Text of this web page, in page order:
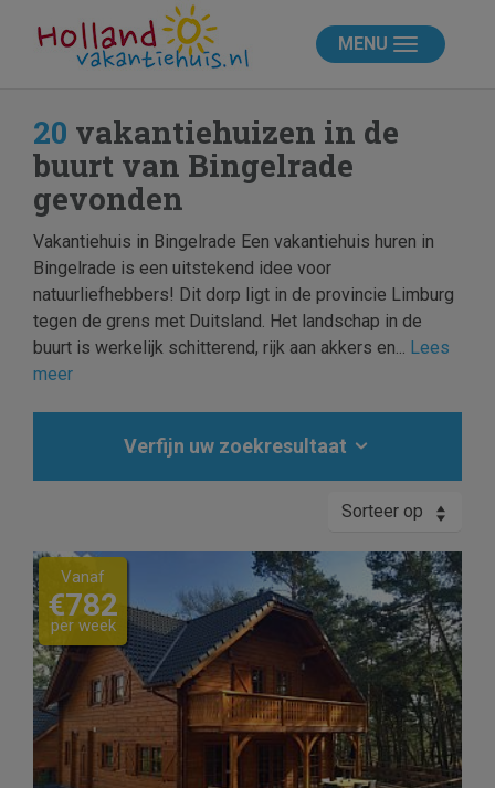
MENU
20 vakantiehuizen in de
buurt van Bingelrade
gevonden
Vakantiehuis in Bingelrade Een vakantiehuis huren in
Bingelrade is een uitstekend idee voor
natuurliefhebbers! Dit dorp ligt in de provincie Limburg
tegen de grens met Duitsland. Het landschap in de
buurt is werkelijk schitterend, rijk aan akkers en... Lees
meer
Verfijn uw zoekresultaat
Sorteer op
Vanaf
€782
per week